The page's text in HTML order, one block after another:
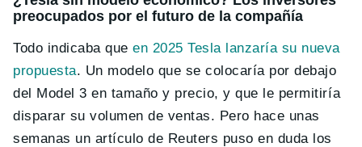
preocupados por el futuro de la compañía
Todo indicaba queen 2025 Tesla lanzaría su nueva
propuesta. Un modelo que se colocaría por debajo
del Model 3 en tamaño y precio, y que le permitiría
disparar su volumen de ventas. Pero hace unas
semanas un artículo de Reuters puso en duda los